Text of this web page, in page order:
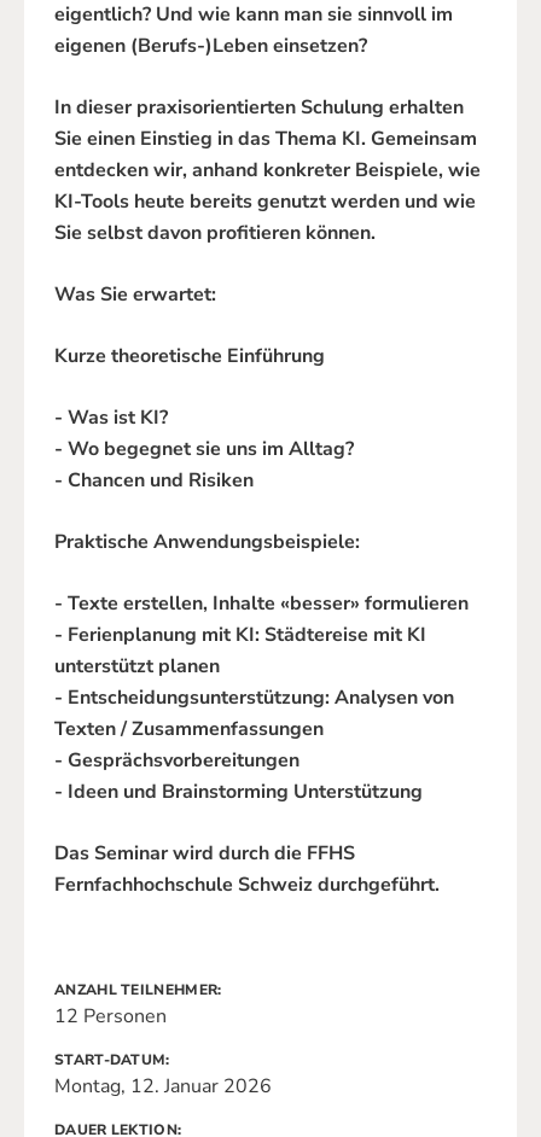
eigentlich? Und wie kann man sie sinnvoll im
eigenen (Berufs-)Leben einsetzen?
In dieser praxisorientierten Schulung erhalten
Sie einen Einstieg in das Thema KI. Gemeinsam
entdecken wir, anhand konkreter Beispiele, wie
KI-Tools heute bereits genutzt werden und wie
Sie selbst davon profitieren können.
Was Sie erwartet:
Kurze theoretische Einführung
- Was ist KI?
- Wo begegnet sie uns im Alltag?
- Chancen und Risiken
Praktische Anwendungsbeispiele:
- Texte erstellen, Inhalte «besser» formulieren
- Ferienplanung mit KI: Städtereise mit KI
unterstützt planen
- Entscheidungsunterstützung: Analysen von
Texten / Zusammenfassungen
- Gesprächsvorbereitungen
- Ideen und Brainstorming Unterstützung
Das Seminar wird durch die FFHS
Fernfachhochschule Schweiz durchgeführt.
ANZAHL TEILNEHMER
12 Personen
START-DATUM
Montag, 12. Januar 2026
DAUER LEKTION